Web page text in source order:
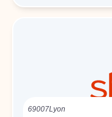
69007Lyon